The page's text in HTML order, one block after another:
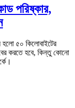
পরিষ্কার,
৫০ কিলোবাইটের
করতে হবে, কিন্তু কোনো